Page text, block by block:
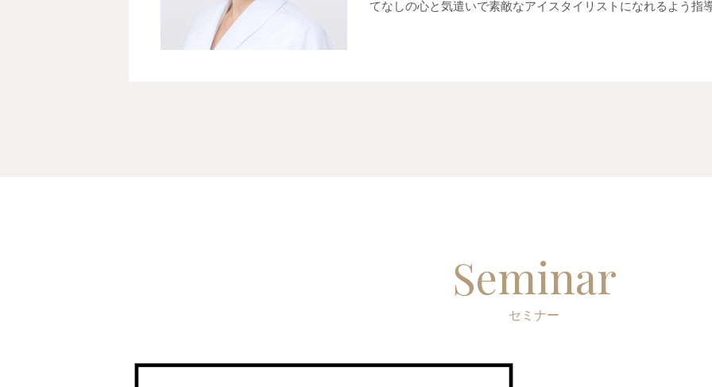
てなしの心と気遣いで素敵なアイスタイリストになれるよう指
Seminar
セミナー